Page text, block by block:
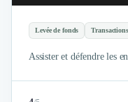
Levée de fonds
Assister et défendre les